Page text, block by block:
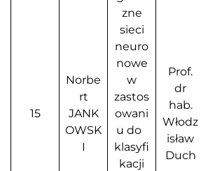
15
Norbe
rt
JANK
OWSK
I
zne
sieci
neuro
nowe
w
zastos
owani
u do
klasyfi
kacji
Prof.
dr
hab.
Włodz
isław
Duch